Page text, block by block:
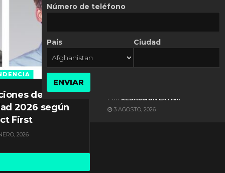
de
2026 según
First
2026
ES NOTICIA
POR REDACCIÓN LATAM
3 AGOSTO, 2026
Número de teléfono
Pais Ciudad
ENVIAR